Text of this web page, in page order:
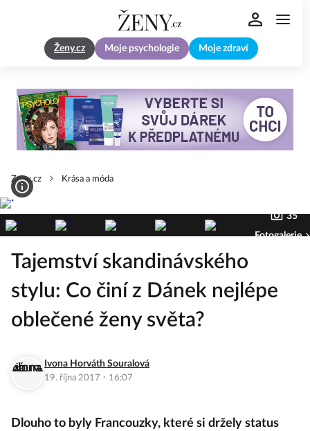
Ženy.cz Moje psychologie Moje zdraví
Zeny.cz Krása a móda
35
Fotogalerie
Tajemství skandinávského
stylu: Co činí z Dánek nejlépe
oblečené ženy světa?
Ivona Horváth Souralová
19. října 2017 · 16:07
Dlouho to byly Francouzky, které si držely status